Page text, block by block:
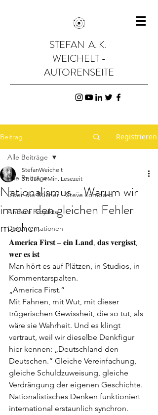
STEFAN A. K.
WEICHELT -
AUTORENSEITE
Beitrag Registrieren
Alle Beiträge
Über die Bücher - Steve Lombard
Andere Projekte
Dokumentationen
Alle Beiträge
Nationalismus - Warum wir
immer den gleichen Fehler
machen
StefanWeichelt
31. Jan. 4 Min. Lesezeit
𝐀𝐦𝐞𝐫𝐢𝐜𝐚 𝐅𝐢𝐫𝐬𝐭 – 𝐞𝐢𝐧 𝐋𝐚𝐧𝐝, 𝐝𝐚𝐬 𝐯𝐞𝐫𝐠𝐢𝐬𝐬𝐭,
𝐰𝐞𝐫 𝐞𝐬 𝐢𝐬𝐭
Man hört es auf Plätzen, in Studios, in
Kommentarspalten.
„America First.“
Mit Fahnen, mit Wut, mit dieser
trügerischen Gewissheit, die so tut, als
wäre sie Wahrheit. Und es klingt
vertraut, weil wir dieselbe Denkfigur
hier kennen: „Deutschland den
Deutschen.“ Gleiche Vereinfachung,
gleiche Schuldzuweisung, gleiche
Verdrängung der eigenen Geschichte.
Nationalistisches Denken funktioniert
international erstaunlich synchron.